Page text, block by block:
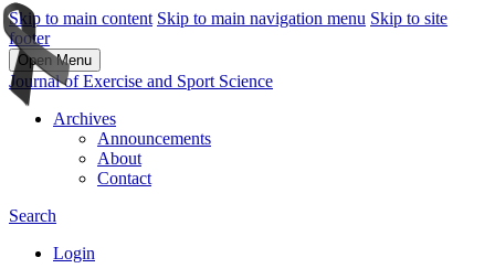
Skip to main content Skip to main navigation menu Skip to site
footer
Open Menu
Journal of Exercise and Sport Science
Archives
Announcements
About
Contact
Search
Login